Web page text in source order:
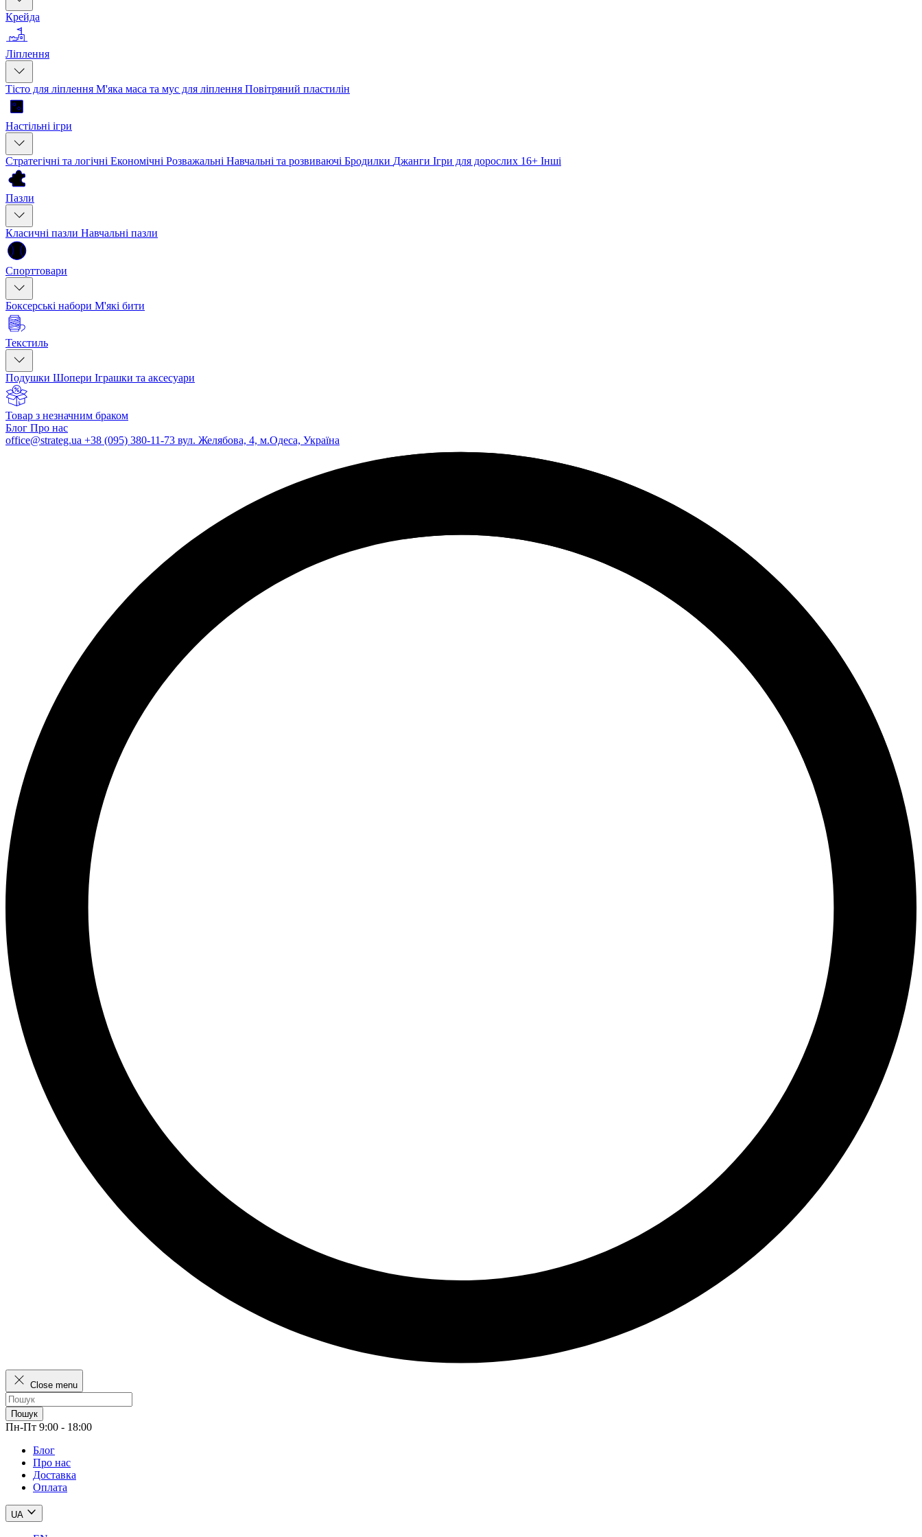
Крейда
Ліплення
Тісто для ліплення М'яка маса та мус для ліплення Повітряний пластилін
Настільні ігри
Стратегічні та логічні Економічні Розважальні Навчальні та розвиваючі Бродилки Джанги Ігри для дорослих 16+ Інші
Пазли
Класичні пазли Навчальні пазли
Спорттовари
Боксерські набори М'які бити
Текстиль
Подушки Шопери Іграшки та аксесуари
Товар з незначним браком
Блог Про нас
office@strateg.ua +38 (095) 380-11-73 вул. Желябова, 4, м.Одеса, Україна
Close menu
Пошук
Пн-Пт 9:00 - 18:00
Блог
Про нас
Доставка
Оплата
UA